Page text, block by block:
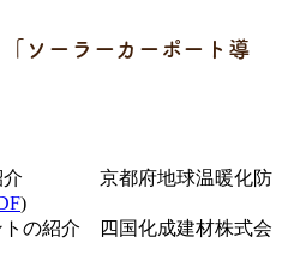
ソーラーカーポート導
紹介 京都府地球温暖化防
)
トの紹介 四国化成建材株式会